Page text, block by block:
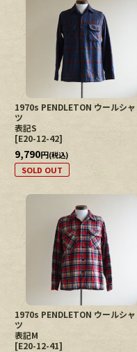
1970s PENDLETON ウールシャ
ツ
表記S
[E20-12-42]
9,790円(税込)
SOLD OUT
1970s PENDLETON ウールシャ
ツ
表記M
[E20-12-41]